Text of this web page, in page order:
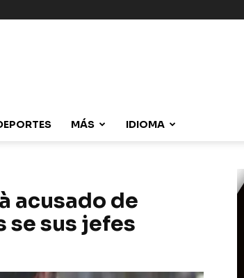
MÁS IDIOMA
acusado de
sus jefes